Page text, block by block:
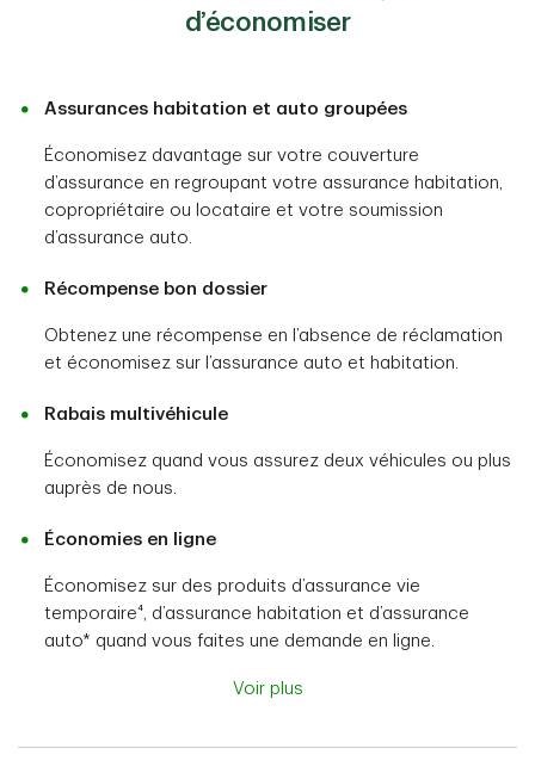
d’économiser
Assurances habitation et auto groupées
Économisez davantage sur votre couverture
d’assurance en regroupant votre assurance habitation,
copropriétaire ou locataire et votre soumission
d’assurance auto.
Récompense bon dossier
Obtenez une récompense en l’absence de réclamation
et économisez sur l’assurance auto et habitation.
Rabais multivéhicule
Économisez quand vous assurez deux véhicules ou plus
auprès de nous.
Économies en ligne
Économisez sur des produits d’assurance vie
temporaire⁴, d’assurance habitation et d’assurance
auto* quand vous faites une demande en ligne.
Voir plus